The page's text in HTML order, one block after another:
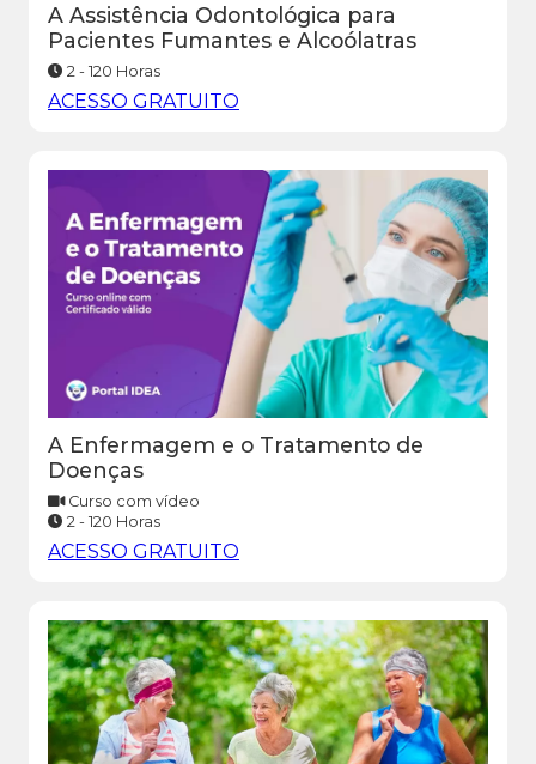
A Assistência Odontológica para
Pacientes Fumantes e Alcoólatras
2 - 120 Horas
ACESSO GRATUITO
A Enfermagem e o Tratamento de
Doenças
Curso com vídeo
2 - 120 Horas
ACESSO GRATUITO